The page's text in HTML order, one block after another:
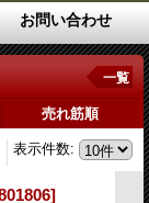
お問い合わせ
一覧
売れ筋順
表示件数: